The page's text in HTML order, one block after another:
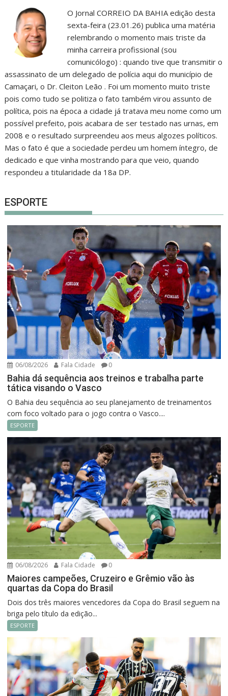
O Jornal CORREIO DA BAHIA edição desta
sexta-feira (23.01.26) publica uma matéria
relembrando o momento mais triste da
minha carreira profissional (sou
comunicólogo) : quando tive que transmitir o
assassinato de um delegado de polícia aqui do município de
Camaçari, o Dr. Cleiton Leão . Foi um momento muito triste
pois como tudo se politiza o fato também virou assunto de
política, pois na época a cidade já tratava meu nome como um
possível prefeito, pois acabara de ser testado nas urnas, em
2008 e o resultado surpreendeu aos meus algozes políticos.
Mas o fato é que a sociedade perdeu um homem íntegro, de
dedicado e que vinha mostrando para que veio, quando
respondeu a titularidade da 18a DP.
ESPORTE
06/08/2026 Fala Cidade 0
Bahia dá sequência aos treinos e trabalha parte
tática visando o Vasco
O Bahia deu sequência ao seu planejamento de treinamentos
com foco voltado para o jogo contra o Vasco....
ESPORTE
06/08/2026 Fala Cidade 0
Maiores campeões, Cruzeiro e Grêmio vão às
quartas da Copa do Brasil
Dois dos três maiores vencedores da Copa do Brasil seguem na
briga pelo título da edição...
ESPORTE